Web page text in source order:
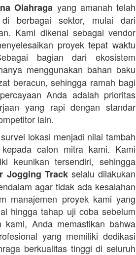
Olahraga yang amanah telah
berbagai sektor, mulai dari
Kami dikenal sebagai vendor
proyek tepat waktu
bagian dari ekosistem
menggunakan bahan baku
beracun, sehingga ramah bagi
Anda adalah prioritas
yang rapi dengan standar
lain.
lokasi menjadi nilai tambah
calon mitra kami. Kami
keunikan tersendiri, sehingga
Jogging Trackselalu dilakukan
agar tidak ada kesalahan
manajemen proyek kami yang
hingga tahap uji coba sebelum
Anda memastikan bahwa
yang memiliki dedikasi
berkualitas tinggi di seluruh